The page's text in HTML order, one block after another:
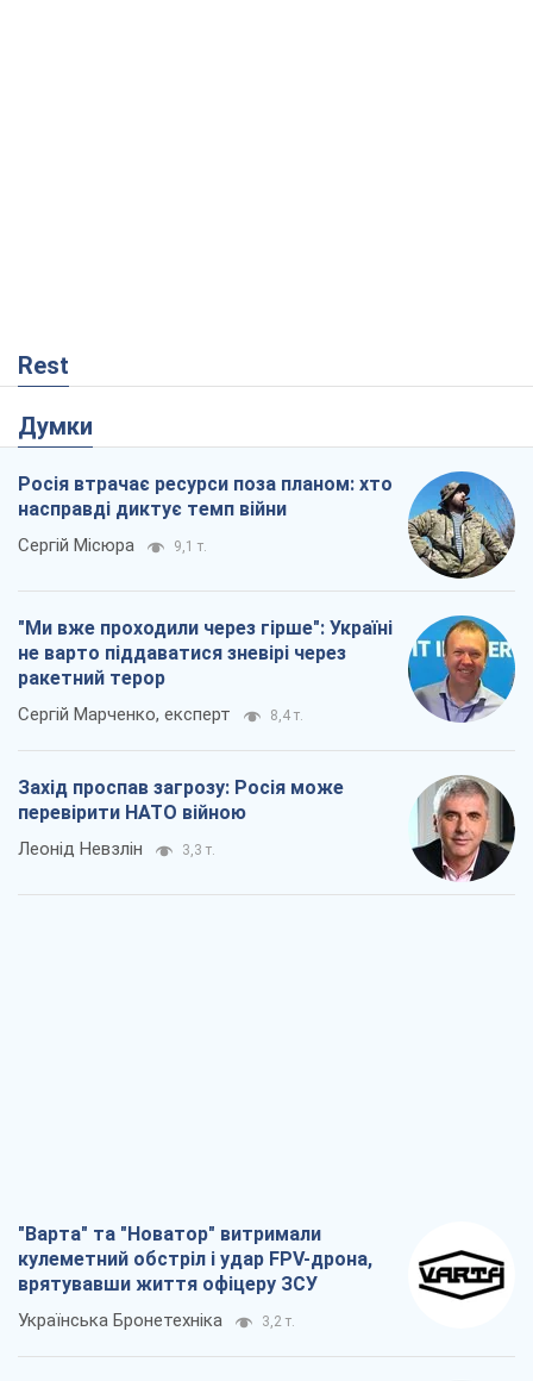
Rest
Думки
Росія втрачає ресурси поза планом: хто
насправді диктує темп війни
Сергій Місюра 9,1 т.
"Ми вже проходили через гірше": Україні
не варто піддаватися зневірі через
ракетний терор
Сергій Марченко, експерт 8,4 т.
Захід проспав загрозу: Росія може
перевірити НАТО війною
Леонід Невзлін 3,3 т.
"Варта" та "Новатор" витримали
кулеметний обстріл і удар FPV-дрона,
врятувавши життя офіцеру ЗСУ
Українська Бронетехніка 3,2 т.